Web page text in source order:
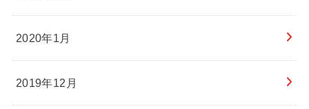
2020年1月
2019年12月